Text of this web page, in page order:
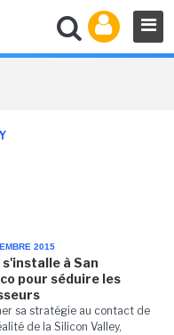
2015
s'installe à San
pour séduire les
sa stratégie au contact de
de la Silicon Valley,